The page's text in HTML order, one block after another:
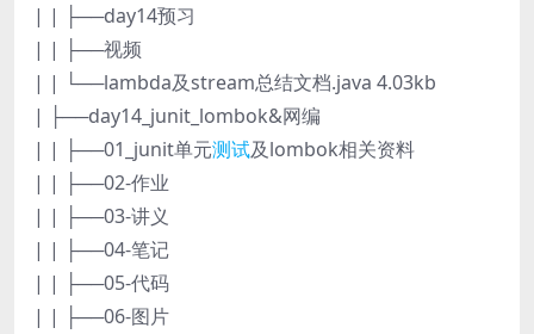
| | ├──day14预习
| | ├──视频
| | └──lambda及stream总结文档.java 4.03kb
| ├──day14_junit_lombok&网编
| | ├──01_junit单元测试及lombok相关资料
| | ├──02-作业
| | ├──03-讲义
| | ├──04-笔记
| | ├──05-代码
| | ├──06-图片